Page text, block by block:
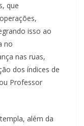
que
isso ao
no
nas ruas,
dos índices de
Professor
além da